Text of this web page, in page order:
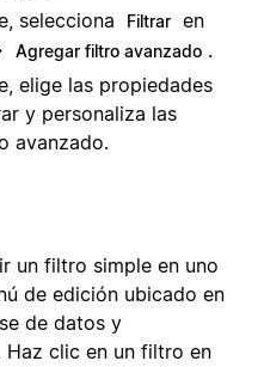
selecciona
Filtrar en
Agregar filtro avanzado .
elige las propiedades
y personaliza las
avanzado.
un filtro simple en uno
de edición ubicado en
de datos y
Haz clic en un filtro en